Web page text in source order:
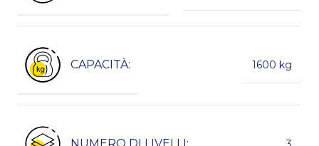
CAPACITÀ: 1600 kg